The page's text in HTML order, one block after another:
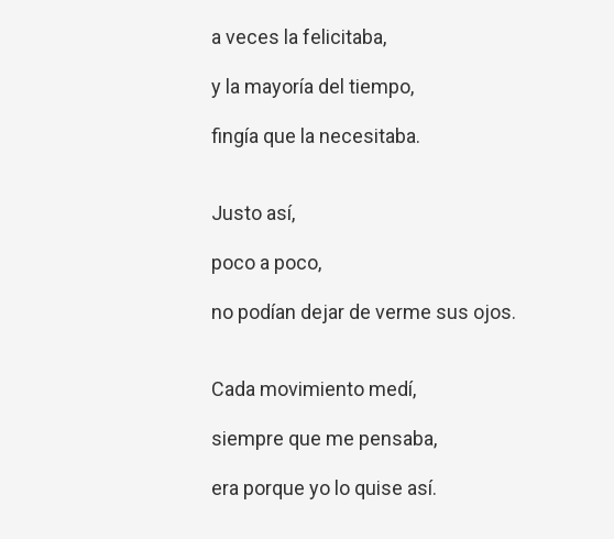
a veces la felicitaba,
y la mayoría del tiempo,
fingía que la necesitaba.
Justo así,
poco a poco,
no podían dejar de verme sus ojos.
Cada movimiento medí,
siempre que me pensaba,
era porque yo lo quise así.